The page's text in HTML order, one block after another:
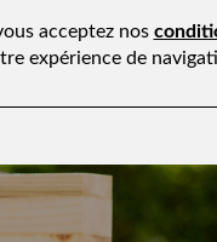
acceptez nos
expérience de